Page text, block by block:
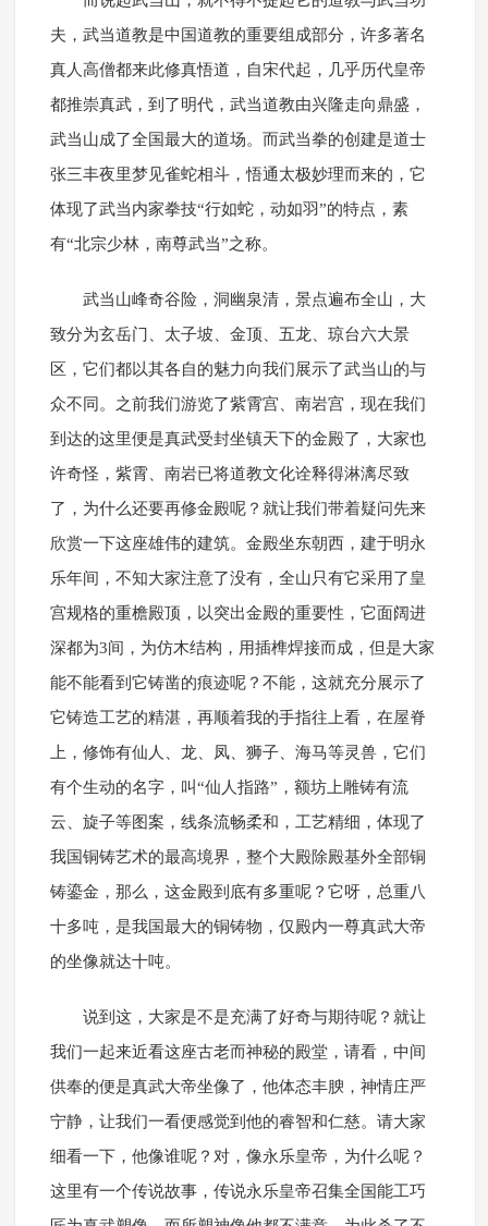
夫，武当道教是中国道教的重要组成部分，许多著名
真人高僧都来此修真悟道，自宋代起，几乎历代皇帝
都推崇真武，到了明代，武当道教由兴隆走向鼎盛，
武当山成了全国最大的道场。而武当拳的创建是道士
张三丰夜里梦见雀蛇相斗，悟通太极妙理而来的，它
体现了武当内家拳技“行如蛇，动如羽”的特点，素
有“北宗少林，南尊武当”之称。
武当山峰奇谷险，洞幽泉清，景点遍布全山，大
致分为玄岳门、太子坡、金顶、五龙、琼台六大景
区，它们都以其各自的魅力向我们展示了武当山的与
众不同。之前我们游览了紫霄宫、南岩宫，现在我们
到达的这里便是真武受封坐镇天下的金殿了，大家也
许奇怪，紫霄、南岩已将道教文化诠释得淋漓尽致
了，为什么还要再修金殿呢？就让我们带着疑问先来
欣赏一下这座雄伟的建筑。金殿坐东朝西，建于明永
乐年间，不知大家注意了没有，全山只有它采用了皇
宫规格的重檐殿顶，以突出金殿的重要性，它面阔进
深都为3间，为仿木结构，用插榫焊接而成，但是大家
能不能看到它铸凿的痕迹呢？不能，这就充分展示了
它铸造工艺的精湛，再顺着我的手指往上看，在屋脊
上，修饰有仙人、龙、凤、狮子、海马等灵兽，它们
有个生动的名字，叫“仙人指路”，额坊上雕铸有流
云、旋子等图案，线条流畅柔和，工艺精细，体现了
我国铜铸艺术的最高境界，整个大殿除殿基外全部铜
铸鎏金，那么，这金殿到底有多重呢？它呀，总重八
十多吨，是我国最大的铜铸物，仅殿内一尊真武大帝
的坐像就达十吨。
说到这，大家是不是充满了好奇与期待呢？就让
我们一起来近看这座古老而神秘的殿堂，请看，中间
供奉的便是真武大帝坐像了，他体态丰腴，神情庄严
宁静，让我们一看便感觉到他的睿智和仁慈。请大家
细看一下，他像谁呢？对，像永乐皇帝，为什么呢？
这里有一个传说故事，传说永乐皇帝召集全国能工巧